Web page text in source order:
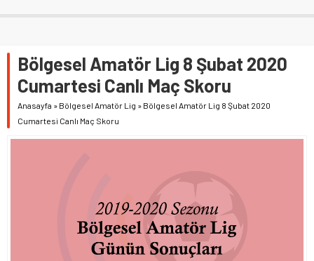
Bölgesel Amatör Lig 8 Şubat 2020
Cumartesi Canlı Maç Skoru
Anasayfa » Bölgesel Amatör Lig » Bölgesel Amatör Lig 8 Şubat 2020
Cumartesi Canlı Maç Skoru